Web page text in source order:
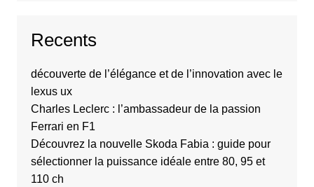
Recents
découverte de l’élégance et de l’innovation avec le
lexus ux
Charles Leclerc : l’ambassadeur de la passion
Ferrari en F1
Découvrez la nouvelle Skoda Fabia : guide pour
sélectionner la puissance idéale entre 80, 95 et
110 ch